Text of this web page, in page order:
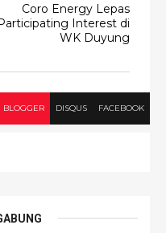
Coro Energy Lepas
Interest di
WK Duyung
BLOGGER DISQUS FACEBOOK